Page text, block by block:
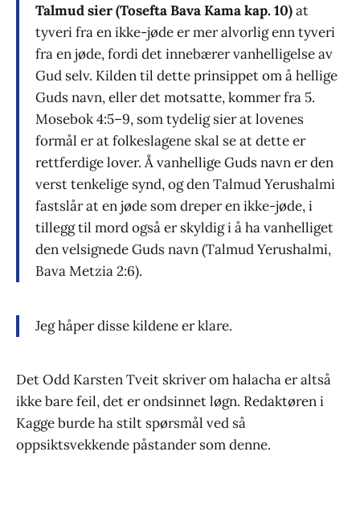
Talmud sier (Tosefta Bava Kama kap. 10)at
tyveri fra en ikke-jøde er mer alvorlig enn tyveri
fra en jøde, fordi det innebærer vanhelligelse av
Gud selv. Kilden til dette prinsippet om å hellige
Guds navn, eller det motsatte, kommer fra 5.
Mosebok 4:5–9, som tydelig sier at lovenes
formål er at folkeslagene skal se at dette er
rettferdige lover. Å vanhellige Guds navn er den
verst tenkelige synd, og den Talmud Yerushalmi
fastslår at en jøde som dreper en ikke-jøde, i
tillegg til mord også er skyldig i å ha vanhelliget
den velsignede Guds navn (Talmud Yerushalmi,
Bava Metzia 2:6).
Jeg håper disse kildene er klare.
Det Odd Karsten Tveit skriver om halacha er altså
ikke bare feil, det er ondsinnet løgn. Redaktøren i
Kagge burde ha stilt spørsmål ved så
oppsiktsvekkende påstander som denne.